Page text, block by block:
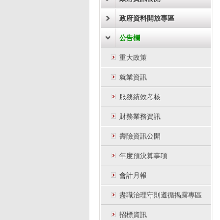
政府資料開放專區
公告欄
重大政策
就業資訊
服務績效考核
財務業務資訊
壽險資訊公開
年度預決算事項
會計月報
盡職治理守則遵循揭露專區
招標資訊